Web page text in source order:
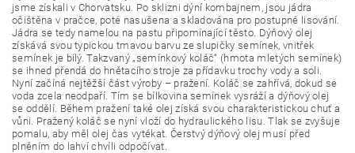
jsme získali v Chorvatsku. Po sklizni dýní kombajnem, jsou jádra
očištěna v pračce, poté nasušena a skladována pro postupné lisování.
Jádra se tedy namelou na pastu připomínající těsto. Dýňový olej
získává svou typickou tmavou barvu ze slupičky semínek, vnitřek
semínek je bílý. Takzvaný „semínkový koláč“ (hmota mletých semínek)
se ihned přendá do hnětacího stroje za přídavku trochy vody a soli.
Nyní začíná nejtěžší část výroby – pražení. Koláč se zahřívá, dokud se
voda zcela neodpaří. Tím se bílkovina semínek vysráží a dýňový olej
se oddělí. Během pražení také olej získá svou charakteristickou chuť a
vůni. Pražený koláč se nyní vloží do hydraulického lisu. Tlak se zvyšuje
pomalu, aby měl olej čas vytékat. Čerstvý dýňový olej musí před
plněním do lahví chvíli odpočívat.